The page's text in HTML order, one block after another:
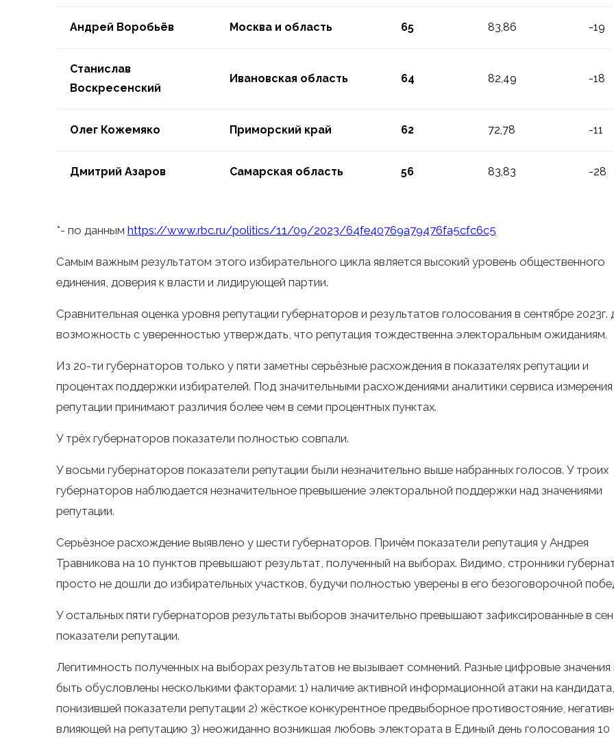
Андрей Воробьёв Москва и область 65 83,86 -19
Станислав
Воскресенский
Ивановская область 64 82,49 -18
Олег Кожемяко Приморский край 62 72,78 -11
Дмитрий Азаров Самарская область 56 83,83 -28
*- по данным https://www.rbc.ru/politics/11/09/2023/64fe40769a79476fa5cfc6c5
Самым важным результатом этого избирательного цикла является высокий уровень общественного
единения, доверия к власти и лидирующей партии.
Сравнительная оценка уровня репутации губернаторов и результатов голосования в сентябре 2023г.
возможность с уверенностью утверждать, что репутация тождественна электоральным ожиданиям.
Из 20-ти губернаторов только у пяти заметны серьёзные расхождения в показателях репутации и
процентах поддержки избирателей. Под значительными расхождениями аналитики сервиса измерения
репутации принимают различия более чем в семи процентных пунктах.
У трёх губернаторов показатели полностью совпали.
У восьми губернаторов показатели репутации были незначительно выше набранных голосов. У троих
губернаторов наблюдается незначительное превышение электоральной поддержки над значениями
репутации.
Серьёзное расхождение выявлено у шести губернаторов. Причём показатели репутация у Андрея
Травникова на 10 пунктов превышают результат, полученный на выборах. Видимо, стронники
просто не дошли до избирательных участков, будучи полностью уверены в его безоговорочной
У остальных пяти губернаторов результаты выборов значительно превышают зафиксированные в
показатели репутации.
Легитимность полученных на выборах результатов не вызывает сомнений. Разные цифровые значения
быть обусловлены несколькими факторами: 1) наличие активной информационной атаки на кандидата,
понизившей показатели репутации 2) жёсткое конкурентное предвыборное противостояние,
влияющей на репутацию 3) неожиданно возникшая любовь электората в Единый день голосования 10